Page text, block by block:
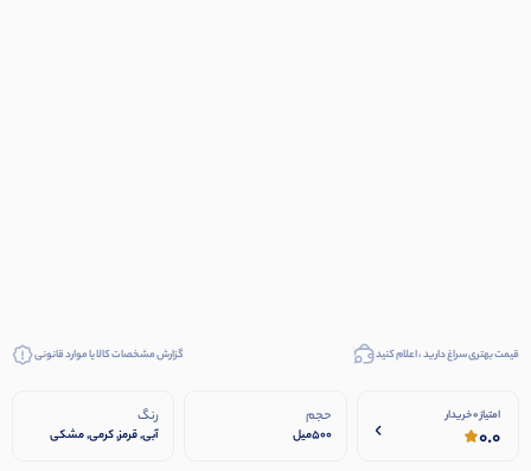
قیمت بهتری سراغ دارید ، اعلام کنید گزارش مشخصات کالا یا موارد قانونی
امتیاز 0 خریدار
0.0
حجم
500میل
رنگ
آبی, قرمز, کرمی, مشکی